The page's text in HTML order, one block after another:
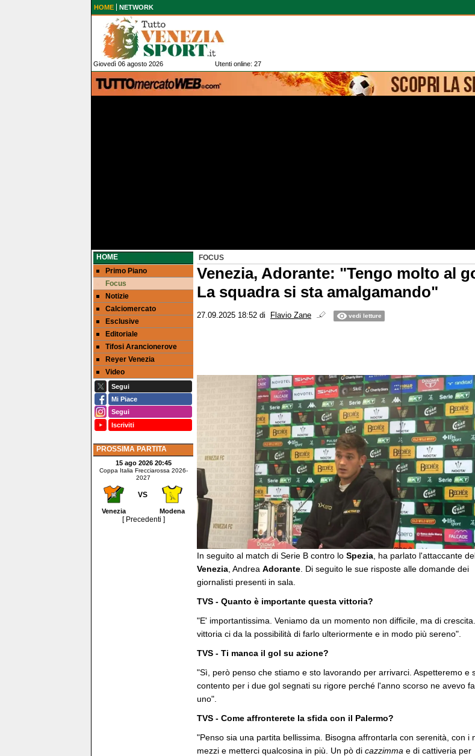
HOME NETWORK
Giovedì 06 agosto 2026 Utenti online: 27
HOME
Primo Piano
Focus
Notizie
Calciomercato
Esclusive
Editoriale
Tifosi Arancionerove
Reyer Venezia
Video
Segui
Mi Piace
Segui
Iscriviti
PROSSIMA PARTITA
15 ago 2026 20:45
Coppa Italia Frecciarossa 2026-
2027
VS
Venezia Modena
[ Precedenti ]
FOCUS
Venezia, Adorante: "Tengo molto al
La squadra si sta amalgamando"
27.09.2025 18:52 di Flavio Zane vedi letture
In seguito al match di Serie B contro lo Spezia , ha parlato l'attaccante
Venezia , Andrea Adorante . Di seguito le sue risposte alle domande dei
giornalisti presenti in sala.
TVS - Quanto è importante questa vittoria?
"E' importantissima. Veniamo da un momento non difficile, ma di
vittoria ci da la possibilità di farlo ulteriormente e in modo più sereno".
TVS - Ti manca il gol su azione?
"Sì, però penso che stiamo e sto lavorando per arrivarci. Aspetteremo e
contento per i due gol segnati su rigore perché l'anno scorso ne avevo
uno".
TVS - Come affronterete la sfida con il Palermo?
"Penso sia una partita bellissima. Bisogna affrontarla con serenità, con i
mezzi e metterci qualcosina in più. Un pò di cazzimma e di cattiveria per